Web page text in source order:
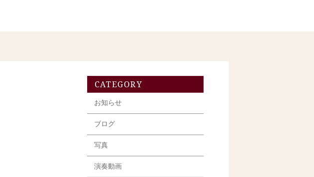
CATEGORY
お知らせ
ブログ
写真
演奏動画